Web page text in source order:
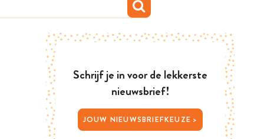
Schrijf je in voor de lekkerste
nieuwsbrief!
JOUW NIEUWSBRIEFKEUZE >